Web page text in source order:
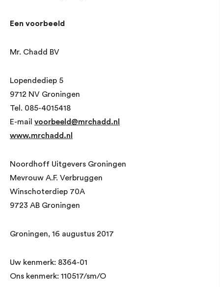
Een voorbeeld
Mr. Chadd BV
Lopendediep 5
9712 NV Groningen
Tel. 085-4015418
E-mail voorbeeld@mrchadd.nl
www.mrchadd.nl
Noordhoff Uitgevers Groningen
Mevrouw A.F. Verbruggen
Winschoterdiep 70A
9723 AB Groningen
Groningen, 16 augustus 2017
Uw kenmerk: 8364-01
Ons kenmerk: 110517/sm/O